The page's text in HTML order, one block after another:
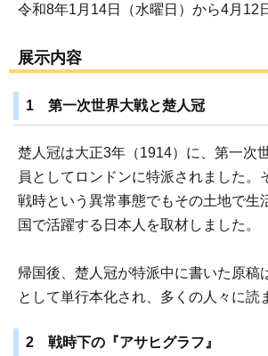
令和8年1月14日（水曜日）から4月12
展示内容
1 第一次世界大戦と楚人冠
楚人冠は大正3年（1914）に、第一次
員としてロンドンに特派されました。
戦時という異常事態でもその土地で生
国で活躍する日本人を取材しました。
帰国後、楚人冠が特派中に書いた原稿
として単行本化され、多くの人々に読
2 戦時下の『アサヒグラフ』